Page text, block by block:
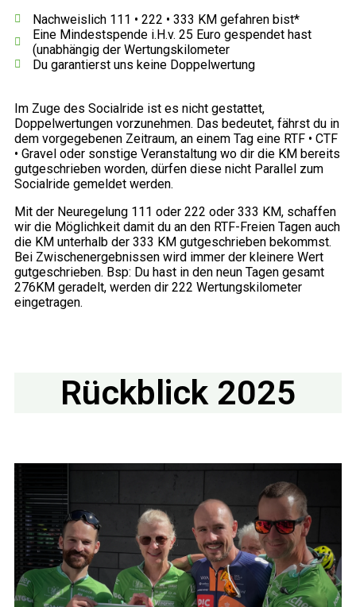
Nachweislich 111 • 222 • 333 KM gefahren bist*
Eine Mindestspende i.H.v. 25 Euro gespendet hast
(unabhängig der Wertungskilometer
Du garantierst uns keine Doppelwertung
Im Zuge des Socialride ist es nicht gestattet,
Doppelwertungen vorzunehmen. Das bedeutet, fährst du in
dem vorgegebenen Zeitraum, an einem Tag eine RTF • CTF
• Gravel oder sonstige Veranstaltung wo dir die KM bereits
gutgeschrieben worden, dürfen diese nicht Parallel zum
Socialride gemeldet werden.
Mit der Neuregelung 111 oder 222 oder 333 KM, schaffen
wir die Möglichkeit damit du an den RTF-Freien Tagen auch
die KM unterhalb der 333 KM gutgeschrieben bekommst.
Bei Zwischenergebnissen wird immer der kleinere Wert
gutgeschrieben. Bsp: Du hast in den neun Tagen gesamt
276KM geradelt, werden dir 222 Wertungskilometer
eingetragen.
Rückblick 2025